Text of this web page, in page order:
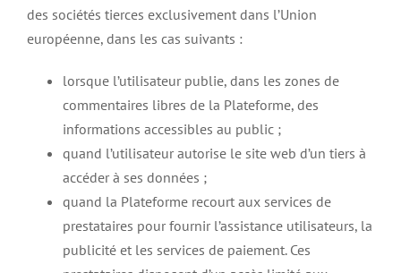
des sociétés tierces exclusivement dans l’Union
européenne, dans les cas suivants :
lorsque l’utilisateur publie, dans les zones de
commentaires libres de la Plateforme, des
informations accessibles au public ;
quand l’utilisateur autorise le site web d’un tiers à
accéder à ses données ;
quand la Plateforme recourt aux services de
prestataires pour fournir l’assistance utilisateurs, la
publicité et les services de paiement. Ces